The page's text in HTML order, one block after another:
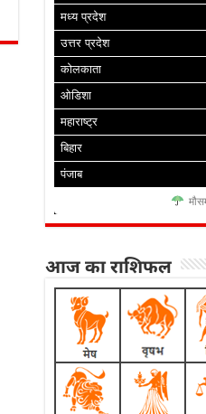
मध्य प्रदेश
उत्तर प्रदेश
कोलकाता
ओडिशा
महाराष्ट्र
बिहार
पंजाब
आज का राशिफल